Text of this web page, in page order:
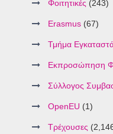
Φοιτητικές (243)
Erasmus (67)
Τμήμα
Εκπροσώπηση
Σύλλογος
OpenEU (1)
Τρέχουσες